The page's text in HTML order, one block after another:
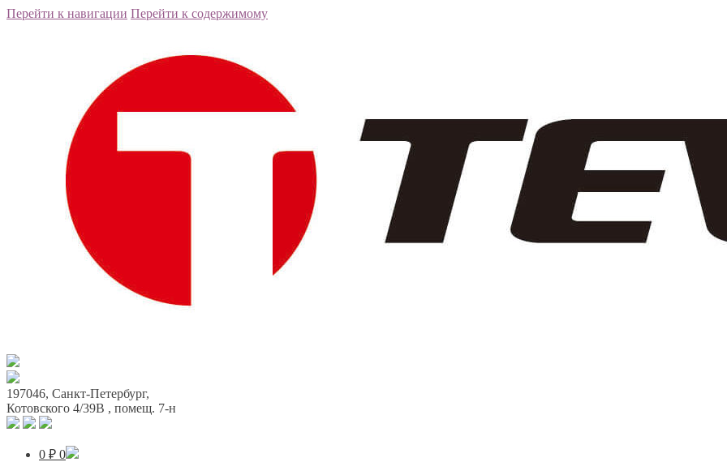
Перейти к навигации Перейти к содержимому
197046, Санкт-Петербург,
Котовского 4/39В , помещ. 7-н
0 ₽ 0